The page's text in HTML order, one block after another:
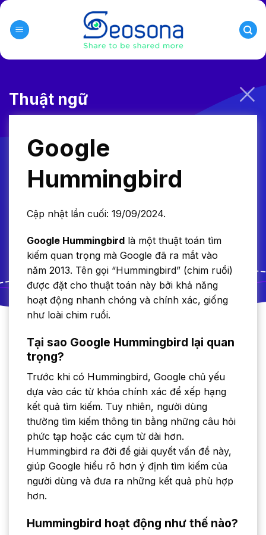
Skip
content
Thuật ngữ
Google
Hummingbird
Cập nhật lần cuối: 19/09/2024.
Google Hummingbird là một thuật toán tìm
kiếm quan trọng mà Google đã ra mắt vào
năm 2013. Tên gọi “Hummingbird” (chim ruồi)
được đặt cho thuật toán này bởi khả năng
hoạt động nhanh chóng và chính xác, giống
như loài chim ruồi.
Tại sao Google Hummingbird lại quan
trọng?
Trước khi có Hummingbird, Google chủ yếu
dựa vào các từ khóa chính xác để xếp hạng
kết quả tìm kiếm. Tuy nhiên, người dùng
thường tìm kiếm thông tin bằng những câu hỏi
phức tạp hoặc các cụm từ dài hơn.
Hummingbird ra đời để giải quyết vấn đề này,
giúp Google hiểu rõ hơn ý định tìm kiếm của
người dùng và đưa ra những kết quả phù hợp
hơn.
Hummingbird hoạt động như thế nào?